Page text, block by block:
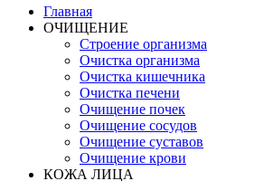
Главная
ОЧИЩЕНИЕ
Строение организма
Очистка организма
Очистка кишечника
Очистка печени
Очищение почек
Очищение сосудов
Очищение суставов
Очищение крови
КОЖА ЛИЦА